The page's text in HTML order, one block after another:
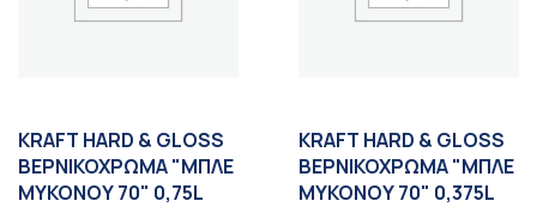
KRAFT HARD & GLOSS
ΒΕΡΝΙΚΟΧΡΩΜΑ "ΜΠΛΕ
ΜΥΚΟΝΟΥ 70" 0,75L
KRAFT HARD & GLOSS
ΒΕΡΝΙΚΟΧΡΩΜΑ "ΜΠΛΕ
ΜΥΚΟΝΟΥ 70" 0,375L